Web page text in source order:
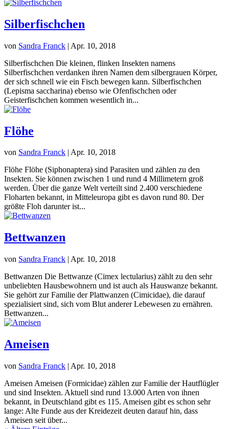
Silberfischchen
von Sandra Franck | Apr. 10, 2018
Silberfischchen Die kleinen, flinken Insekten namens
Silberfischchen verdanken ihren Namen dem silbergrauen Körper,
der sich schnell wie ein Fisch bewegen kann. Silberfischchen
(Lepisma saccharina) ebenso wie Ofenfischchen oder
Geisterfischchen kommen wesentlich in...
Flöhe
von Sandra Franck | Apr. 10, 2018
Flöhe Flöhe (Siphonaptera) sind Parasiten und zählen zu den
Insekten. Sie können zwischen 1 und rund 4 Millimetern groß
werden. Über die ganze Welt verteilt sind 2.400 verschiedene
Floharten bekannt, in Mitteleuropa gibt es davon rund 80. Der
größte Floh darunter ist...
Bettwanzen
von Sandra Franck | Apr. 10, 2018
Bettwanzen Die Bettwanze (Cimex lectularius) zählt zu den sehr
unbeliebten Hausbewohnern und ist auch als Hauswanze bekannt.
Sie gehört zur Familie der Plattwanzen (Cimicidae), die darauf
spezialisiert sind, sich vom Blut anderer Lebewesen zu ernähren.
Bettwanzen...
Ameisen
von Sandra Franck | Apr. 10, 2018
Ameisen Ameisen (Formicidae) zählen zur Familie der Hautflügler
und sind Insekten. Aktuell sind rund 13.000 Arten von ihnen
bekannt, in Deutschland gibt es 115. Ameisen gibt es schon sehr
lange: Alte Funde aus der Kreidezeit deuten darauf hin, dass
Ameisen seit über...